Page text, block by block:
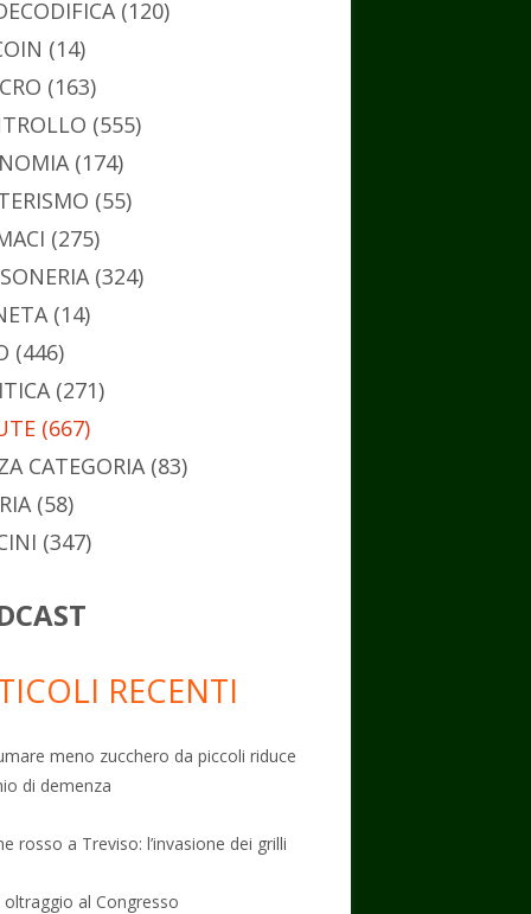
(120)
(14)
(163)
(555)
(174)
(55)
(275)
(324)
(14)
(446)
(271)
(667)
CATEGORIA(83)
(58)
(347)
RECENTI
meno zucchero da piccoli riduce
di demenza
rosso a Treviso: l’invasione dei grilli
oltraggio al Congresso